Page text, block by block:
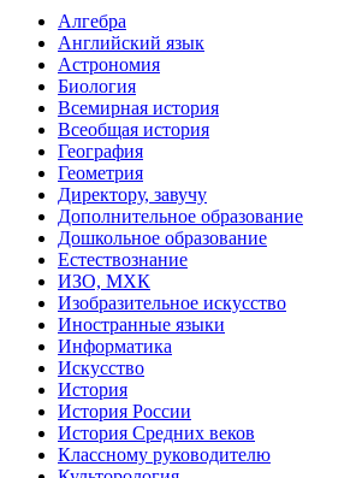
Алгебра
Английский язык
Астрономия
Биология
Всемирная история
Всеобщая история
География
Геометрия
Директору, завучу
Дополнительное образование
Дошкольное образование
Естествознание
ИЗО, МХК
Изобразительное искусство
Иностранные языки
Информатика
Искусство
История
История России
История Средних веков
Классному руководителю